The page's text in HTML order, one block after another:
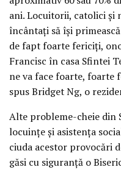
ani. Locuitorii, catolici și
încântați să își
de fapt foarte fericiți,
Francisc în casa Sfintei
ne va face foarte, foarte
spus Bridget Ng, o
Alte probleme-cheie din
locuințe și asistența
ciuda acestor provocări
găsi cu siguranță o